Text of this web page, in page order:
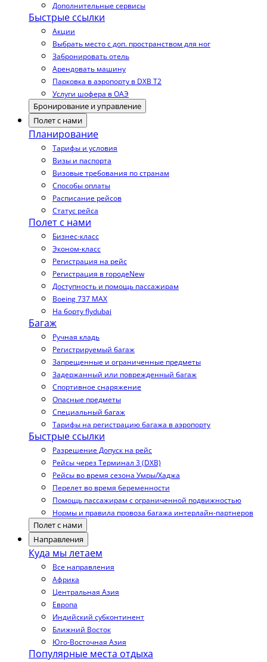
Дополнительные сервисы
Быстрые ссылки
Акции
Выбрать место с доп. пространством для ног
Забронировать отель
Арендовать машину
Парковка в аэропорту в DXB T2
Услуги шофера в ОАЭ
Бронирование и управление
Полет с нами
Планирование
Тарифы и условия
Визы и паспорта
Визовые требования по странам
Способы оплаты
Расписание рейсов
Статус рейса
Полет с нами
Бизнес-класс
Эконом-класс
Регистрация на рейс
Регистрация в городеNew
Доступность и помощь пассажирам
Boeing 737 MAX
На борту flydubai
Багаж
Ручная кладь
Регистрируемый багаж
Запрещенные и ограниченные предметы
Задержанный или поврежденный багаж
Спортивное снаряжение
Опасные предметы
Специальный багаж
Тарифы на регистрацию багажа в аэропорту
Быстрые ссылки
Разрешение Допуск на рейс
Рейсы через Терминал 3 (DXB)
Рейсы во время сезона Умры/Хаджа
Перелет во время беременности
Помощь пассажирам с ограниченной подвижностью
Нормы и правила провоза багажа интерлайн-партнеров
Полет с нами
Направления
Куда мы летаем
Все направления
Африка
Центральная Азия
Европа
Индийский субконтинент
Ближний Восток
Юго-Восточная Азия
Популярные места отдыха